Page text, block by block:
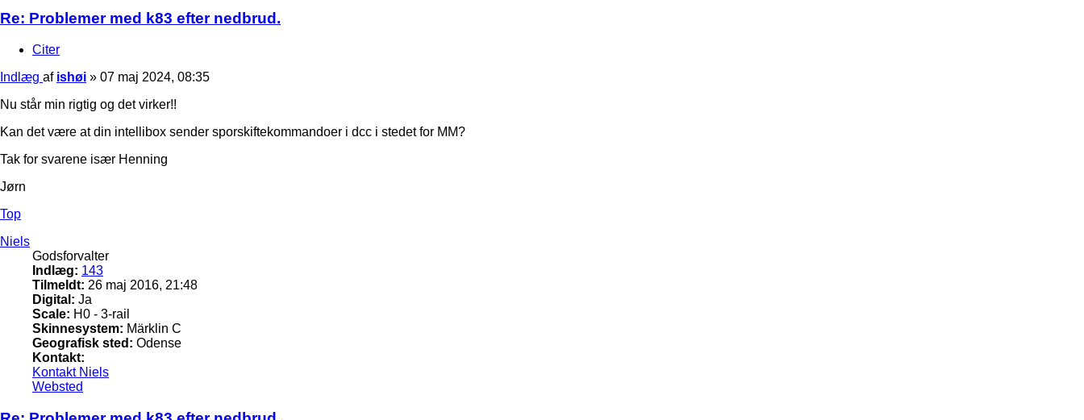
Re: Problemer med k83 efter nedbrud.
Citer
Indlæg af ishøi » 07 maj 2024, 08:35
Nu står min rigtig og det virker!!
Kan det være at din intellibox sender sporskiftekommandoer i dcc i stedet for MM?
Tak for svarene især Henning
Jørn
Top
Niels
Godsforvalter
Indlæg: 143
Tilmeldt: 26 maj 2016, 21:48
Digital: Ja
Scale: H0 - 3-rail
Skinnesystem: Märklin C
Geografisk sted: Odense
Kontakt:
Kontakt Niels
Websted